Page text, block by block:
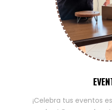
¡Celebra tus eventos